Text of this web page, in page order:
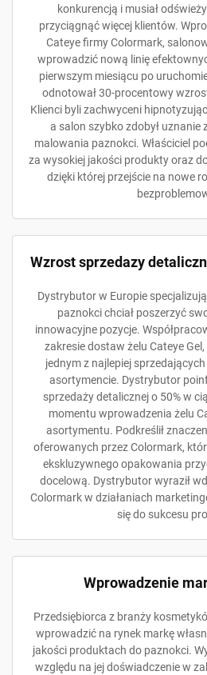
konkurencją i musiał
przyciągnąć więcej klientów.
Cateye firmy Colormark,
wprowadzić nową linię
pierwszym miesiącu po
odnotował 30-procentowy
Klienci byli zachwyceni
a salon szybko zdobył
malowania paznokci. Właściciel
za wysokiej jakości produkty oraz
dzięki której przejście na nowe
Wzrost sprzedazy
Dystrybutor w Europie
paznokci chciał poszerzyć
innowacyjne pozycje.
zakresie dostaw żelu Cateye
jednym z najlepiej
asortymencie. Dystrybutor
sprzedaży detalicznej o 50% w
momentu wprowadzenia żelu
asortymentu. Podkreślił
oferowanych przez Colormark,
ekskluzywnego opakowania
docelową. Dystrybutor wyraził
Colormark w działaniach
się do sukcesu
Wprowadzenie
Przedsiębiorca z branży
wprowadzić na rynek markę
jakości produktach do paznokci.
względu na jej doświadczenie w